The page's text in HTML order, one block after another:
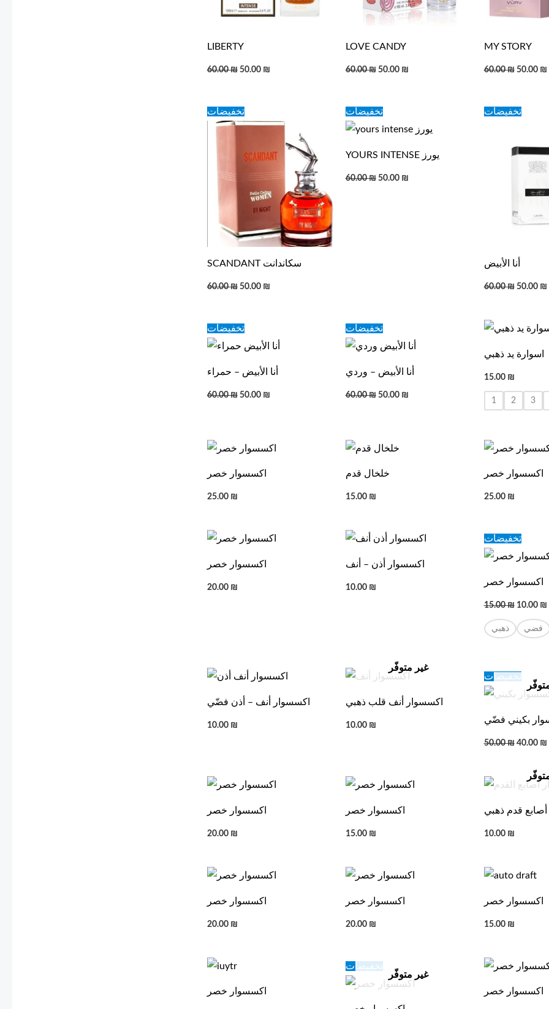
LIBERTY
60.00₪ 50.00 ₪
LOVE CANDY
60.00₪ 50.00 ₪
MY STORY
60.00₪ 50.00 ₪
تخفيضات
SCANDANT سكاندانت
60.00₪
Original
price
50.00 ₪
price
50.00 ₪.
تخفيضات
YOURS INTENSE يورز
60.00₪
Original
price
was:
50.00 ₪
is:
تخفيضات
أنا الأبيض
60.00₪
Original
price
50.00 ₪
تخفيضات
أنا الأبيض – حمراء
60.00₪
Original
price
was:
50.00 ₪
is:
تخفيضات
أنا الأبيض – وردي
60.00₪
Original
price
was:
50.00 ₪
is:
اسوارة يد ذهبي
15.00 ₪
1 2 3
اكسسوار خصر
25.00 ₪
خلخال قدم
15.00 ₪
اكسسوار خصر
25.00 ₪
اكسسوار خصر
20.00 ₪
اكسسوار أذن – أنف
10.00 ₪
تخفيضات
اكسسوار خصر
15.00₪
Original
price
was:
10.00 ₪
ذهبي فضي
اكسسوار أنف – أذن فضّي
10.00 ₪
غير متوفّر
اكسسوار أنف قلب ذهبي
10.00 ₪
تخفيضات
بكيني فضّي
50.00₪
Original
price
was:
40.00 ₪
اكسسوار خصر
20.00 ₪
اكسسوار خصر
15.00 ₪
أصابع قدم ذهبي
10.00 ₪
اكسسوار خصر
20.00 ₪
اكسسوار خصر
20.00 ₪
اكسسوار خصر
15.00 ₪
اكسسوار خصر
تخفيضات
غير متوفّر
Original
price
was:
price
is:
اكسسوار خصر